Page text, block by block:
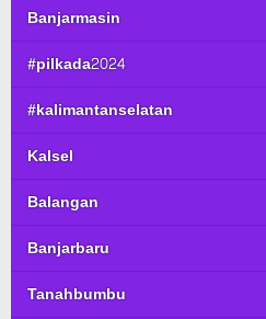
Banjarmasin
#pilkada2024
#kalimantanselatan
Kalsel
Balangan
Banjarbaru
Tanahbumbu